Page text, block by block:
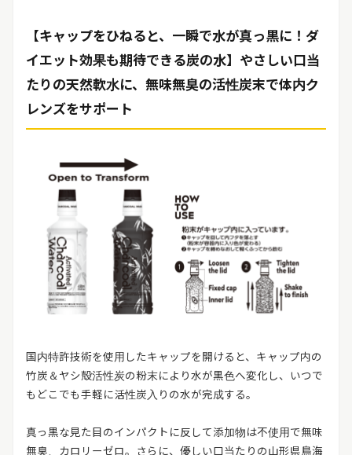
【キャップをひねると、一瞬で水が真っ黒に！ダ
イエット効果も期待できる炭の水】やさしい口当
たりの天然軟水に、無味無臭の活性炭末で体内ク
レンズをサポート
国内特許技術を使用したキャップを開けると、キャップ内の
竹炭＆ヤシ殻活性炭の粉末により水が黒色へ変化し、いつで
もどこでも手軽に活性炭入りの水が完成する。
真っ黒な見た目のインパクトに反して添加物は不使用で無味
無臭、カロリーゼロ。さらに、優しい口当たりの山形県鳥海